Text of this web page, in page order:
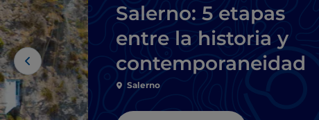
Salerno: 5 etapas
entre la historia y
contemporaneidad
Salerno